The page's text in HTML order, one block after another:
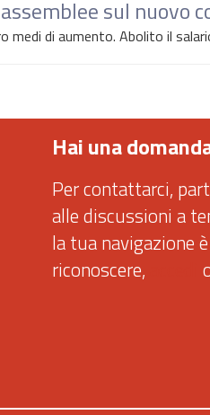
sul nuovo
medi di aumento. Abolito il
Hai una
Per contattarci,
alle discussioni a
la tua navigazione
riconoscere,